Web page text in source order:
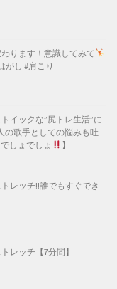
ります！意識してみて
がし #肩こり
イックな”尻トレ生活”に
の歌手としての悩みも吐
しょでしょ
】
レッチ!!誰でもすぐでき
レッチ【7分間】